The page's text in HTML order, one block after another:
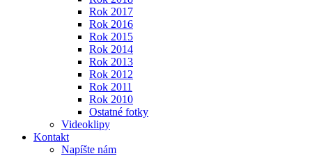
Rok 2017
Rok 2016
Rok 2015
Rok 2014
Rok 2013
Rok 2012
Rok 2011
Rok 2010
Ostatné fotky
Videoklipy
Kontakt
Napíšte nám